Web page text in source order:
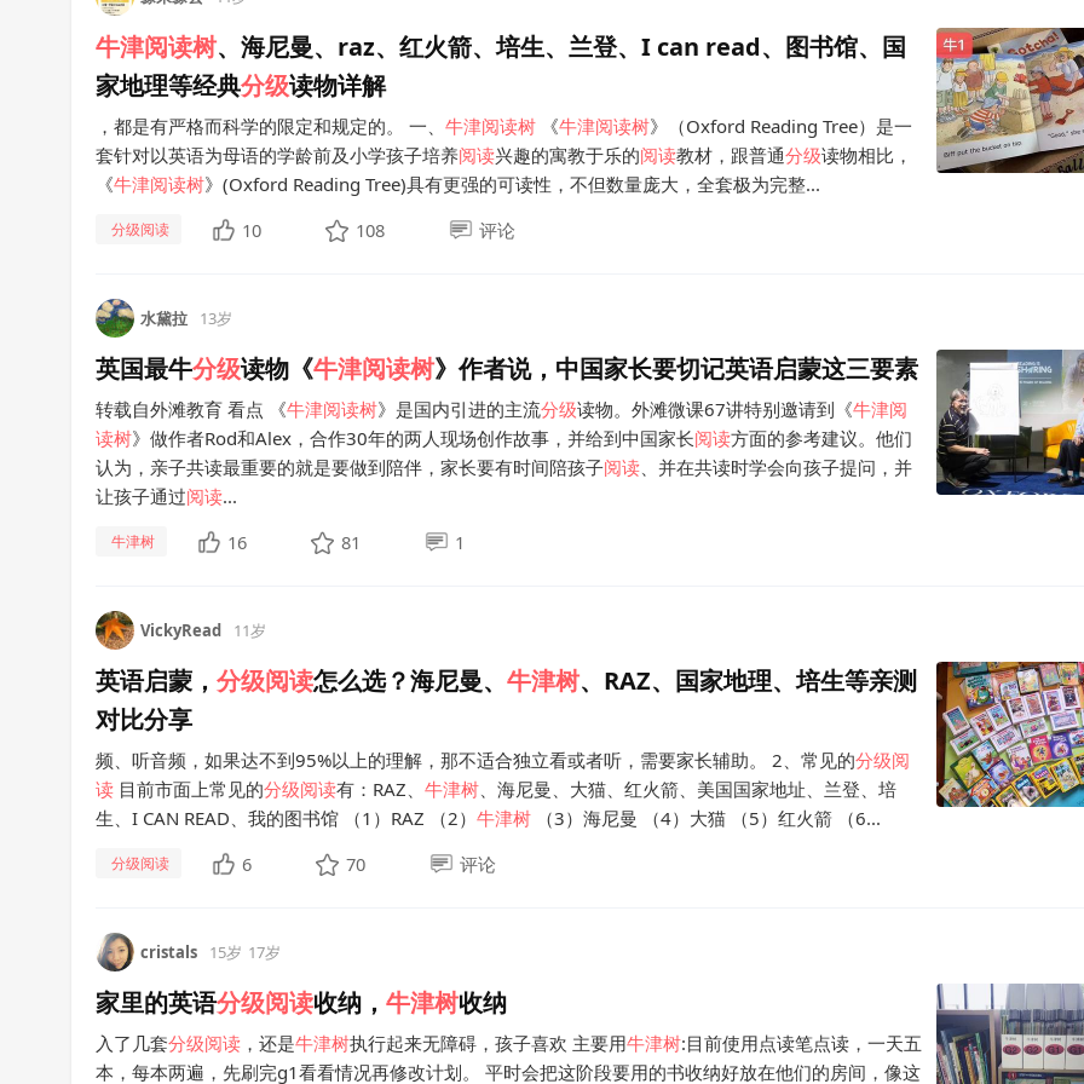
牛津阅读树、海尼曼、raz、红火箭、培生、兰登、I can read、图书馆、国
家地理等经典分级读物详解
，都是有严格而科学的限定和规定的。 一、 牛津阅读树 《牛津阅读树》（Oxford Reading Tree）是一
套针对以英语为母语的学龄前及小学孩子培养阅读兴趣的寓教于乐的阅读教材，跟普通分级读物相比，
《牛津阅读树》(Oxford Reading Tree)具有更强的可读性，不但数量庞大，全套极为完整...
分级阅读 10 108 评论
水黛拉 13岁
英国最牛分级读物《牛津阅读树》作者说，中国家长要切记英语启蒙这三要素
转载自外滩教育 看点 《牛津阅读树》是国内引进的主流分级读物。外滩微课67讲特别邀请到《牛津阅
读树》做作者Rod和Alex，合作30年的两人现场创作故事，并给到中国家长阅读方面的参考建议。他们
认为，亲子共读最重要的就是要做到陪伴，家长要有时间陪孩子阅读、并在共读时学会向孩子提问，并
让孩子通过阅读...
牛津树 16 81 1
VickyRead 11岁
英语启蒙， 分级阅读怎么选？海尼曼、 牛津树、RAZ、国家地理、培生等亲测
对比分享
频、听音频，如果达不到95%以上的理解，那不适合独立看或者听，需要家长辅助。 2、常见的分级阅
读 目前市面上常见的分级阅读有：RAZ、 牛津树、海尼曼、大猫、红火箭、美国国家地址、兰登、培
生、I CAN READ、我的图书馆 （1）RAZ （2） 牛津树 （3）海尼曼 （4）大猫 （5）红火箭 （6...
分级阅读 6 70 评论
cristals 15岁 17岁
家里的英语分级阅读收纳， 牛津树收纳
入了几套分级阅读 ，还是牛津树执行起来无障碍，孩子喜欢 主要用牛津树:目前使用点读笔点读，一天五
本，每本两遍，先刷完g1看看情况再修改计划。 平时会把这阶段要用的书收纳好放在他们的房间，像这